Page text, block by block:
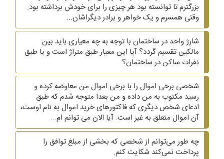
بزرگترم تا توانسته بود هر چیزی را برای خودش برداشته بود.
وقتی همسرم و یک خواهر و برادر دیگراشان...
شارژ واحد در ساختمان با توجه به چه معیاری باید بین
مالکین تقسیم گردد؟ آیا این معیار طبق متراژ است و یا طبق
نفرات ساکن در ساختمان؟
شخصی برخی اموال را با برخی اموال من معاوضه کرده و
رسید مکتوب به من داده و من بعدا متوجه شدم که طبق
ادعای شخص دیگری که فاکتورهای خرید اموال به نام اوست،
آن اموال متعلق به غیر است. آیا الان می توانم ام...
چه طور می‌توانم از شخصی که بخشی از مبلغ توافق را
پرداخت نمی‌کند شکایت کنم.